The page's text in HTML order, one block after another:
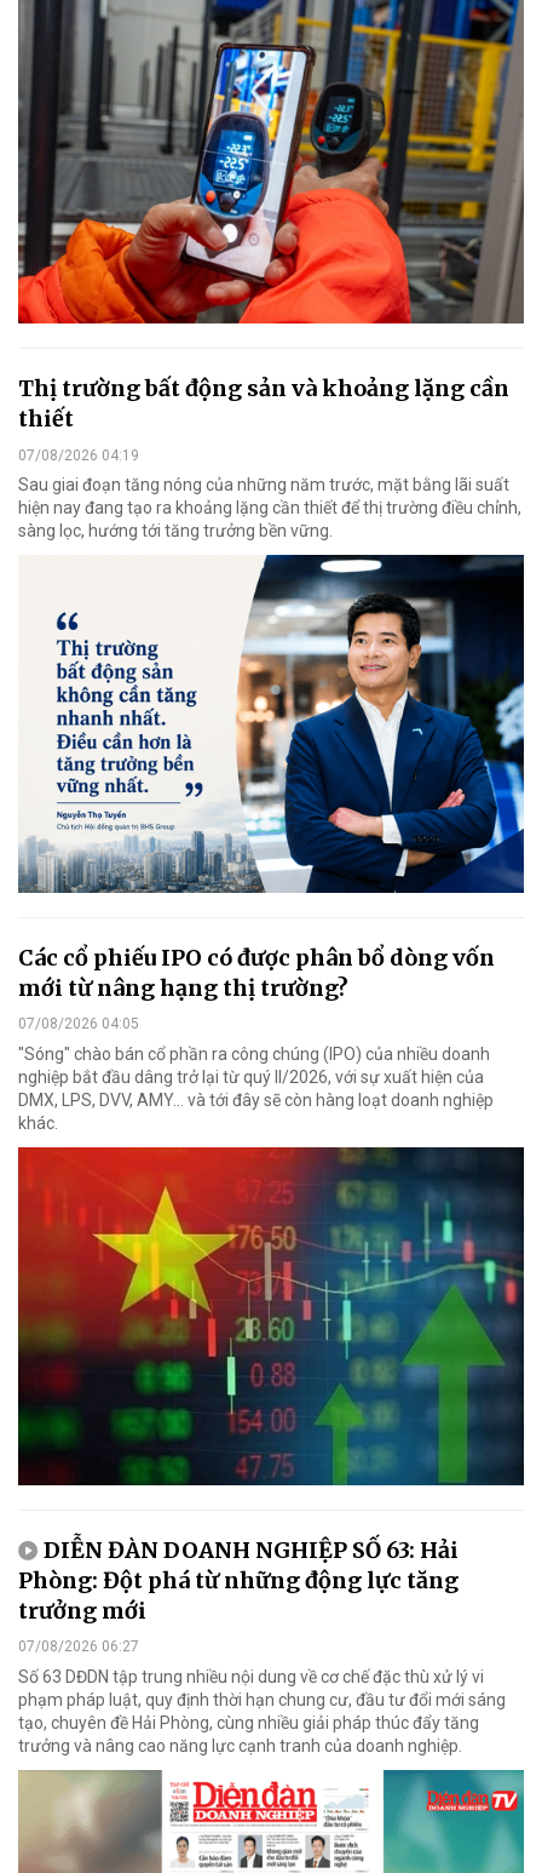
Thị trường bất động sản và khoảng lặng cần
thiết
07/08/2026 04:19
Sau giai đoạn tăng nóng của những năm trước, mặt bằng lãi suất
hiện nay đang tạo ra khoảng lặng cần thiết để thị trường điều chỉnh,
sàng lọc, hướng tới tăng trưởng bền vững.
Các cổ phiếu IPO có được phân bổ dòng vốn
mới từ nâng hạng thị trường?
07/08/2026 04:05
"Sóng" chào bán cổ phần ra công chúng (IPO) của nhiều doanh
nghiệp bắt đầu dâng trở lại từ quý II/2026, với sự xuất hiện của
DMX, LPS, DVV, AMY... và tới đây sẽ còn hàng loạt doanh nghiệp
khác.
DIỄN ĐÀN DOANH NGHIỆP SỐ 63: Hải
Phòng: Đột phá từ những động lực tăng
trưởng mới
07/08/2026 06:27
Số 63 DĐDN tập trung nhiều nội dung về cơ chế đặc thù xử lý vi
phạm pháp luật, quy định thời hạn chung cư, đầu tư đổi mới sáng
tạo, chuyên đề Hải Phòng, cùng nhiều giải pháp thúc đẩy tăng
trưởng và nâng cao năng lực cạnh tranh của doanh nghiệp.